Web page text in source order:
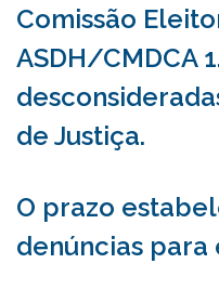
Comissão
ASDH/CMDCA
de Justiça.
O prazo
denúncias